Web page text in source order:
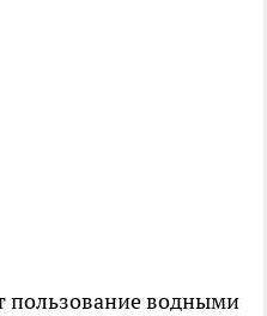
пользование водными